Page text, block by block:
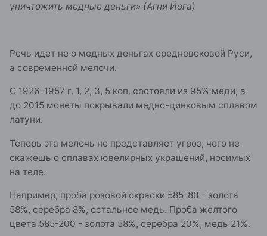
уничтожить медные деньги» (Агни Йога)
Речь идет не о медных деньгах средневековой Руси,
а современной мелочи.
С 1926-1957 г. 1, 2, 3, 5 коп. состояли из 95% меди, а
до 2015 монеты покрывали медно-цинковым сплавом
латуни.
Теперь эта мелочь не представляет угроз, чего не
скажешь о сплавах ювелирных украшений, носимых
на теле.
Например, проба розовой окраски 585-80 - золота
58%, серебра 8%, остальное медь. Проба желтого
цвета 585-200 - золота 58%, серебра 20%, медь 21%.